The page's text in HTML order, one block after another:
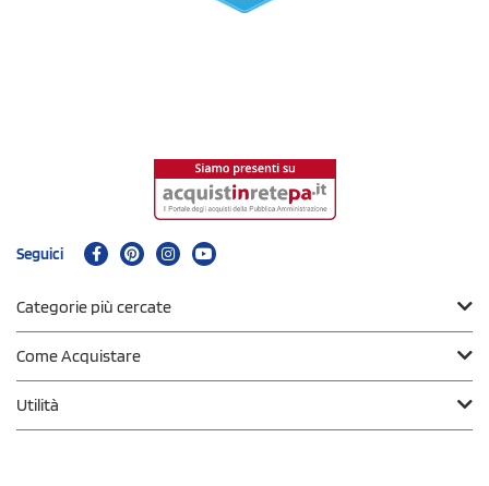
Seguici
Categorie più cercate
Come Acquistare
Utilità